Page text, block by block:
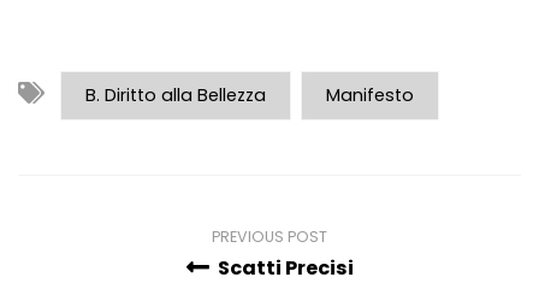
B. Diritto alla Bellezza Manifesto
PREVIOUS POST
Scatti Precisi